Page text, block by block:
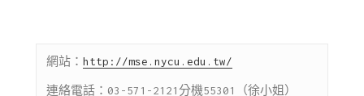
網站：http://mse.nycu.edu.tw/
連絡電話：03-571-2121分機55301（徐小姐）